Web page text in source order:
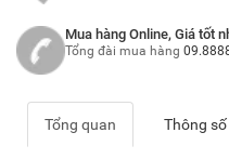
Mua hàng Online, Giá tốt
Tổng đài mua hàng
Tổng quan Thông